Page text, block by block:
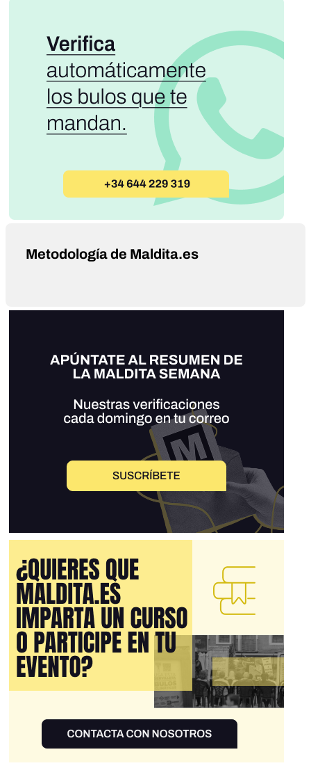
Metodología de Maldita.es